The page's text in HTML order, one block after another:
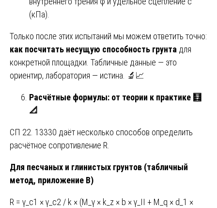
(кПа).
Только после этих испытаний мы можем ответить точно:
как посчитать несущую способность грунта для
конкретной площадки. Табличные данные — это
ориентир, лаборатория — истина. 🔬📈
Расчётные формулы: от теории к практике 🧮
📐
СП 22. 13330 даёт несколько способов определить
расчётное сопротивление R.
Для песчаных и глинистых грунтов (табличный
метод, приложение В)
R = γ_c1 × γ_c2 / k × (M_γ × k_z × b × γ_II + M_q × d_1 ×